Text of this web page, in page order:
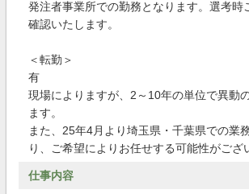
発注者事業所での勤務となります。選考時
確認いたします。
＜転勤＞
有
現場によりますが、2～10年の単位で異動
ます。
また、25年4月より埼玉県・千葉県での業
り、ご希望によりお任せする可能性がござ
仕事内容